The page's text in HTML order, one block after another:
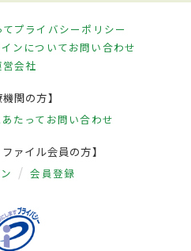
プライバシーポリシー
ンについてお問い合わせ
営会社
機関の方】
たって お問い合わせ
ァイル会員の方】
会員登録